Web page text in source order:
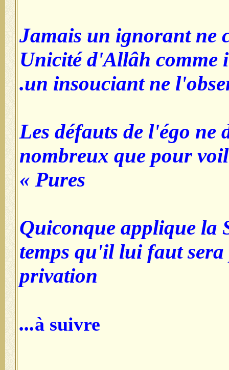
Jamais un
Unicité
un insouciant
« Les défauts
nombreux
Quiconque
temps qu'il lui